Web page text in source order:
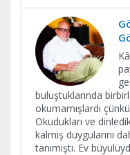
buluştuklarında
okumamışlardı
Okudukları ve
kalmış duygularını
tanımıştı. Ev